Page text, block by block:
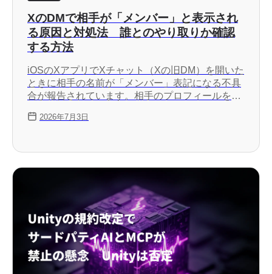
XのDMで相手が「メンバー」と表示され
る原因と対処法 誰とのやり取りか確認
する方法
iOSのXアプリでXチャット（Xの旧DM）を開いた
ときに相手の名前が「メンバー」表記になる不具
合が報告されています。相手のプロフィールを表
ら誰とのやり取りかを確認できます。
2026年7月3日